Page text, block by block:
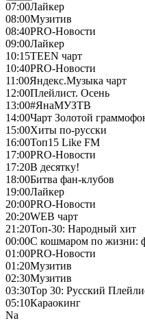
07:00Лайкер
08:00Музитив
08:40PRO-Новости
09:00Лайкер
10:15TEEN чарт
10:40PRO-Новости
11:00Яндекс.Музыка чарт
12:00Плейлист. Осень
13:00#ЯнаМУЗТВ
14:00Чарт Золотой
15:00Хиты по-русски
16:00Топ15 Like FM
17:00PRO-Новости
17:20В десятку!
18:00Битва фан-клубов
19:00Лайкер
20:00PRO-Новости
20:20WEB чарт
21:20Топ-30: Народный хит
00:00С кошмаром по жизни:
01:00PRO-Новости
01:20Музитив
02:30Музитив
03:30Top 30: Русский
05:10Караокинг
Na